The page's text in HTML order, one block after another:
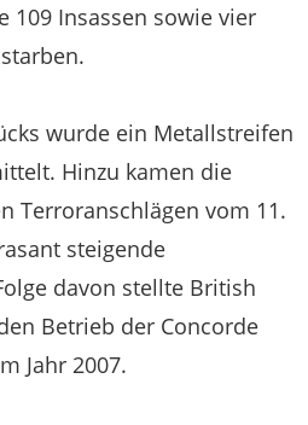
109 Insassen sowie vier
wurde ein Metallstreifen
Hinzu kamen die
Terroranschlägen vom 11.
steigende
davon stellte British
Betrieb der Concorde
Jahr 2007.